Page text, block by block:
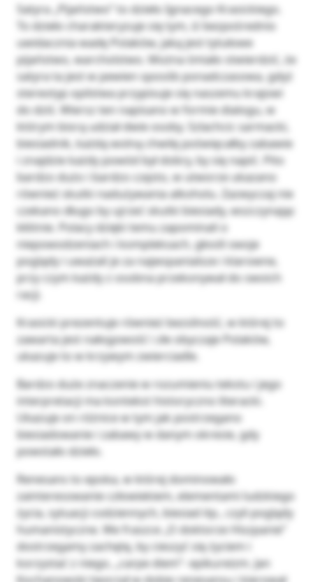
Satyra „Pijaństwo” to dzieło Ignacego Krasickiego.
To dzieło charakteryzuje się tym, iż bezpośrednio
uwidacznia wadę Polaków, jaką jest tytułowe
pijaństwo, warcholstwo. Można śmiało stwierdzić, że
satyra ta jest w pewien sposób ponadczasowa, gdyż
stereotyp opilstwa przypisuje się naszemu krajowi
do dziś. Wiersz ten napisano w formie dialogu, w
którym biorą udział dwie osoby. Szlachcic sarmacki,
biesiadnik, każdą wolną chwilę poświęcałby zabawie
i znajdzie każdy powód był dobry, by się napić. Pito
bardzo dużo i bardzo często, w utworze ukazano
również skutki nadużywania alkoholu. Zazwyczaj nie
czekano długo by ujrzeć skutki biesiady, wszczynając
kłótnie. Polacy dzięki temu zapominali o
niepowodzeniach i kompleksach, głosili swoje
poglądy i uważali je za najwspanialsze i klarowne,
przy czym każdy z osobna przekonywał do swoich
racji.
Krasicki prezentuje również bezsilność, w której to
zawarta jest nałogowość i złe obyczaje Polaków,
ukazuje to w krzywym zwierciadle.
Bardzo duże znaczenie w rozumieniu tekstu i jego
interpretacji ma kontekst historyczno literacki.
Ukazuje on różnice w tym jak postrzegano
biesiadowanie i zabawy w danym okresie, gdy
powstało dzieło.
Renesans to epoka, w której dominowało
zainteresowanie człowiekiem, elementami ludzkiego
życia, sytuacji codziennych, biesiad itp., czyli poglądy
humanistyczne. We fraszce „O doktorze Hiszpanie”
dostrzegamy zachętę, by cieszyć się życiem i
korzystać z niego, „carpe diem”- epikureizm. Jan